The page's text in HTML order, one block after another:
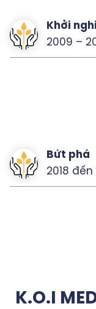
Khởi
2009 –
Bứt phá
2018
K.O.I